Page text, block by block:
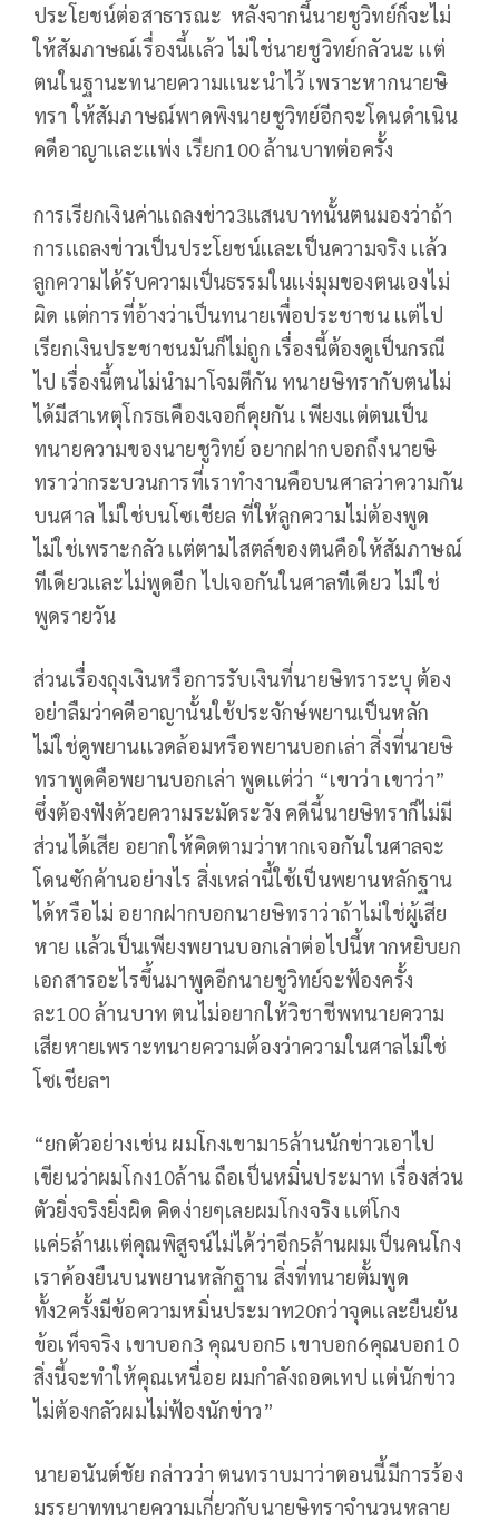
ประโยชน์ต่อสาธารณะ หลังจากนี้นายชูวิทย์ก็จะไม่
ให้สัมภาษณ์เรื่องนี้เเล้ว ไม่ใช่นายชูวิทย์กลัวนะ เเต่
ตนในฐานะทนายความเเนะนำไว้ เพราะหากนายษิ
ทรา ให้สัมภาษณ์พาดพิงนายชูวิทย์อีกจะโดนดำเนิน
คดีอาญาเเละเเพ่ง เรียก100 ล้านบาทต่อครั้ง
การเรียกเงินค่าเเถลงข่าว3เเสนบาทนั้นตนมองว่าถ้า
การเเถลงข่าวเป็นประโยชน์เเละเป็นความจริง เเล้ว
ลูกความได้รับความเป็นธรรมในเเง่มุมของตนเองไม่
ผิด เเต่การที่อ้างว่าเป็นทนายเพื่อประชาชน เเต่ไป
เรียกเงินประชาชนมันก็ไม่ถูก เรื่องนี้ต้องดูเป็นกรณี
ไป เรื่องนี้ตนไม่นำมาโจมตีกัน ทนายษิทรากับตนไม่
ได้มีสาเหตุโกรธเคืองเจอก็คุยกัน เพียงเเต่ตนเป็น
ทนายความของนายชูวิทย์ อยากฝากบอกถึงนายษิ
ทราว่ากระบวนการที่เราทำงานคือบนศาลว่าความกัน
บนศาล ไม่ใช่บนโซเชียล ที่ให้ลูกความไม่ต้องพูด
ไม่ใช่เพราะกลัว เเต่ตามไสตล์ของตนคือให้สัมภาษณ์
ทีเดียวเเละไม่พูดอีก ไปเจอกันในศาลทีเดียว ไม่ใช่
พูดรายวัน
ส่วนเรื่องถุงเงินหรือการรับเงินที่นายษิทราระบุ ต้อง
อย่าลืมว่าคดีอาญานั้นใช้ประจักษ์พยานเป็นหลัก
ไม่ใช่ดูพยานเเวดล้อมหรือพยานบอกเล่า สิ่งที่นายษิ
ทราพูดคือพยานบอกเล่า พูดเเต่ว่า “เขาว่า เขาว่า”
ซึ่งต้องฟังด้วยความระมัดระวัง คดีนี้นายษิทราก็ไม่มี
ส่วนได้เสีย อยากให้คิดตามว่าหากเจอกันในศาลจะ
โดนซักค้านอย่างไร สิ่งเหล่านี้ใช้เป็นพยานหลักฐาน
ได้หรือไม่ อยากฝากบอกนายษิทราว่าถ้าไม่ใช่ผู้เสีย
หาย เเล้วเป็นเพียงพยานบอกเล่าต่อไปนี้หากหยิบยก
เอกสารอะไรขึ้นมาพูดอีกนายชูวิทย์จะฟ้องครั้ง
ละ100 ล้านบาท ตนไม่อยากให้วิชาชีพทนายความ
เสียหายเพราะทนายความต้องว่าความในศาลไม่ใช่
โซเชียลฯ
“ยกตัวอย่างเช่น ผมโกงเขามา5ล้านนักข่าวเอาไป
เขียนว่าผมโกง10ล้าน ถือเป็นหมิ่นประมาท เรื่องส่วน
ตัวยิ่งจริงยิ่งผิด คิดง่ายๆเลยผมโกงจริง เเต่โกง
เเค่5ล้านเเต่คุณพิสูจน์ไม่ได้ว่าอีก5ล้านผมเป็นคนโกง
เราค้องยืนบนพยานหลักฐาน สิ่งที่ทนายตั้มพูด
ทั้ง2ครั้งมีข้อความหมิ่นประมาท20กว่าจุดเเละยืนยัน
ข้อเท็จจริง เขาบอก3 คุณบอก5 เขาบอก6คุณบอก10
สิ่งนี้จะทำให้คุณเหนื่อย ผมกำลังถอดเทป เเต่นักข่าว
ไม่ต้องกลัวผมไม่ฟ้องนักข่าว”
นายอนันต์ชัย กล่าวว่า ตนทราบมาว่าตอนนี้มีการร้อง
มรรยาททนายความเกี่ยวกับนายษิทราจำนวนหลาย